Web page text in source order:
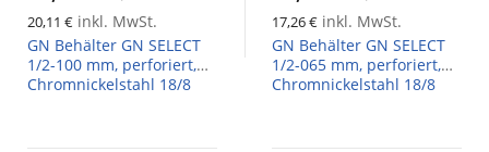
20,11 € inkl. MwSt.
GN Behälter GN SELECT
1/2-100 mm, perforiert,
Chromnickelstahl 18/8
17,26 € inkl. MwSt.
GN Behälter GN SELECT
1/2-065 mm, perforiert,
Chromnickelstahl 18/8